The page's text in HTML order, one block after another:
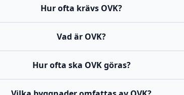
Hur ofta krävs OVK?
Vad är OVK?
Hur ofta ska OVK göras?